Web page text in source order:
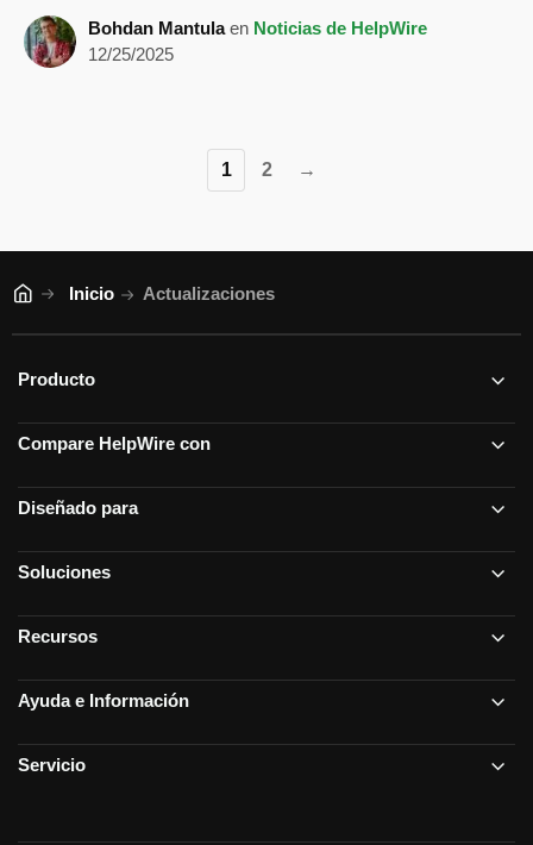
Bohdan Mantulaen Noticias de HelpWire
12/25/2025
1 2 →
Inicio Actualizaciones
Producto
Compare HelpWire con
Diseñado para
Soluciones
Recursos
Ayuda e Información
Servicio